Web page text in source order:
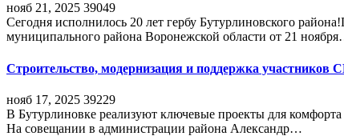
нояб 21, 2025 39049
Сегодня исполнилось 20 лет гербу Бутурлиновского
муниципального района Воронежской области от 21
Строительство, модернизация и поддержка участников
нояб 17, 2025 39229
В Бутурлиновке реализуют ключевые проекты для
На совещании в администрации района Александр…